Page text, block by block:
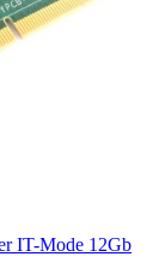
IT-Mode 12Gb